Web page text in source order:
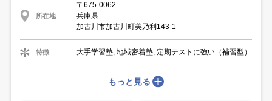
所在地
〒675-0062
兵庫県
加古川市加古川町美乃利143-1
特徴 大手学習塾, 地域密着塾, 定期テストに強い（補習型）
もっと見る